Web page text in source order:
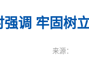
调 牢固树
来源： 发